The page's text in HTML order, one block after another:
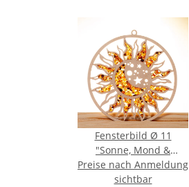
Fensterbild Ø 11
"Sonne, Mond &
Sterne",
Bernstein/Birke
Preise nach Anmeldung
sichtbar